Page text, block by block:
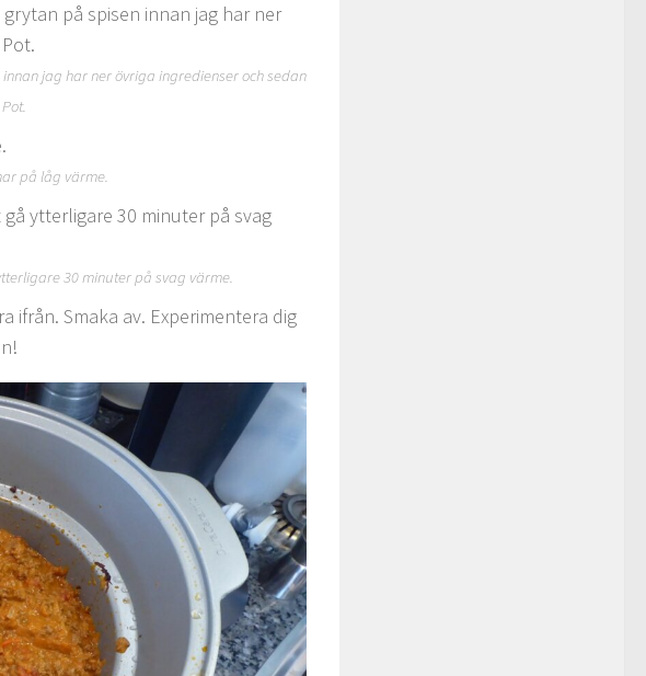
jag har ner övriga ingredienser och sedan
på låg värme.
30 minuter på svag värme.
ifrån. Smaka av. Experimentera dig